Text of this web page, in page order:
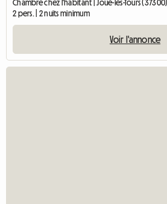
Chambre chez l'habitant | Joué-lès-Tours (37300)
2 pers. | 2 nuits minimum
Voir l'annonce